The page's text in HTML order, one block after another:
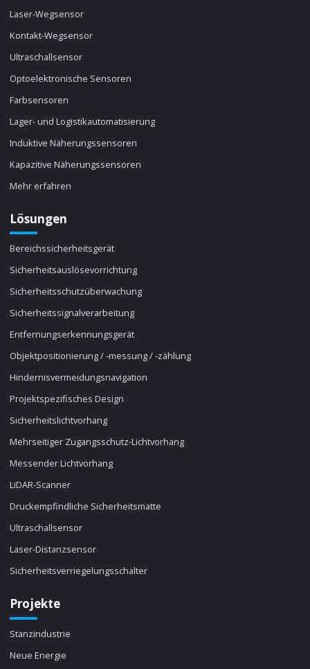
Laser-Wegsensor
Kontakt-Wegsensor
Ultraschallsensor
Optoelektronische Sensoren
Farbsensoren
Lager- und Logistikautomatisierung
Induktive Näherungssensoren
Kapazitive Näherungssensoren
Mehr erfahren
Lösungen
Bereichssicherheitsgerät
Sicherheitsauslösevorrichtung
Sicherheitsschutzüberwachung
Sicherheitssignalverarbeitung
Entfernungserkennungsgerät
Objektpositionierung / -messung / -zählung
Hindernisvermeidungsnavigation
Projektspezifisches Design
Sicherheitslichtvorhang
Mehrseitiger Zugangsschutz-Lichtvorhang
Messender Lichtvorhang
LiDAR-Scanner
Druckempfindliche Sicherheitsmatte
Ultraschallsensor
Laser-Distanzsensor
Sicherheitsverriegelungsschalter
Projekte
Stanzindustrie
Neue Energie